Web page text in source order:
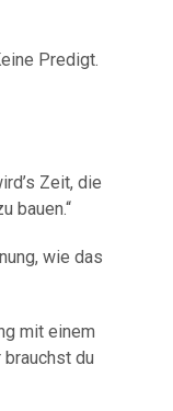
Predigt.
Zeit, die
bauen.“
wie das
mit einem
brauchst du